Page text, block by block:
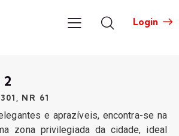
Login
2
NR 61
e aprazíveis, encontra-se na
zona privilegiada da cidade, ideal